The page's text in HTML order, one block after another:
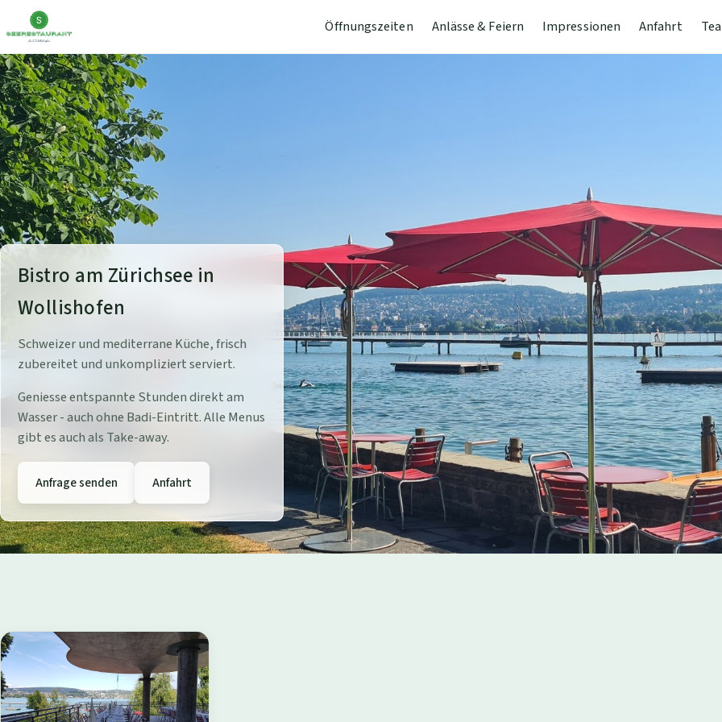
Öffnungszeiten Anlässe & Feiern Impressionen Anfahrt
S
e
e
r
e
s
t
a
u
r
n
t
B
Bistro am Zürichsee in
Wollishofen
Schweizer und mediterrane Küche, frisch
zubereitet und unkompliziert serviert.
Geniesse entspannte Stunden direkt am
Wasser - auch ohne Badi-Eintritt. Alle Menus
gibt es auch als Take-away.
Anfrage senden Anfahrt